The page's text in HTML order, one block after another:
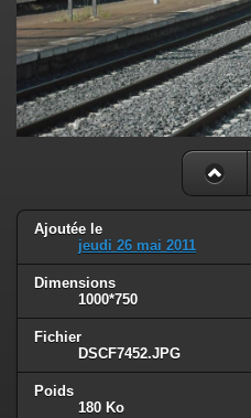
Ajoutée le
jeudi 26 mai 2011
Dimensions
1000*750
Fichier
DSCF7452.JPG
Poids
180 Ko